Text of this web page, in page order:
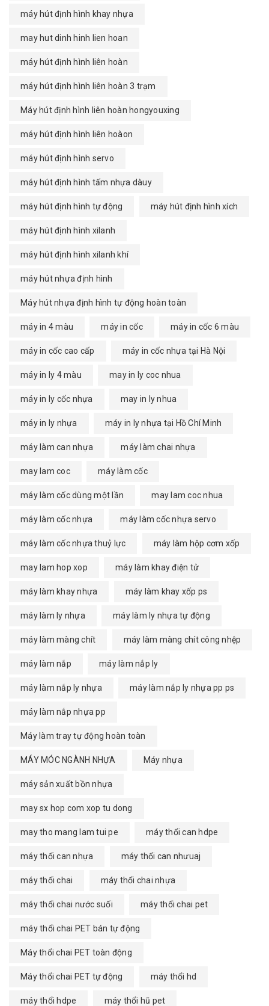
máy hút định hình khay nhựa
may hut dinh hinh lien hoan
máy hút định hình liên hoàn
máy hút định hình liên hoàn 3 trạm
Máy hút định hình liên hoàn hongyouxing
máy hút định hình liên hoàon
máy hút định hình servo
máy hút định hình tấm nhựa dàuy
máy hút định hình tự động máy hút định hình xích
máy hút định hình xilanh
máy hút định hình xilanh khí
máy hút nhựa định hình
Máy hút nhựa định hình tự động hoàn toàn
máy in 4 màu máy in cốc máy in cốc 6 màu
máy in cốc cao cấp máy in cốc nhựa tại Hà Nội
máy in ly 4 màu may in ly coc nhua
máy in ly cốc nhựa may in ly nhua
máy in ly nhựa máy in ly nhựa tại Hồ Chí Minh
máy làm can nhựa máy làm chai nhựa
may lam coc máy làm cốc
máy làm cốc dùng một lần may lam coc nhua
máy làm cốc nhựa máy làm cốc nhựa servo
máy làm cốc nhựa thuỷ lực máy làm hộp cơm xốp
may lam hop xop máy làm khay điện tử
máy làm khay nhựa máy làm khay xốp ps
máy làm ly nhựa máy làm ly nhựa tự động
máy làm màng chít máy làm màng chít công nhệp
máy làm nắp máy làm nắp ly
máy làm nắp ly nhựa máy làm nắp ly nhựa pp ps
máy làm nắp nhựa pp
Máy làm tray tự động hoàn toàn
MÁY MÓC NGÀNH NHỰA Máy nhựa
máy sản xuất bồn nhựa
may sx hop com xop tu dong
may tho mang lam tui pe máy thổi can hdpe
máy thổi can nhựa máy thổi can nhưuaj
máy thổi chai máy thổi chai nhựa
máy thổi chai nước suối máy thổi chai pet
máy thổi chai PET bán tự động
Máy thổi chai PET toàn động
Máy thổi chai PET tự động máy thổi hd
máy thổi hdpe máy thổi hũ pet